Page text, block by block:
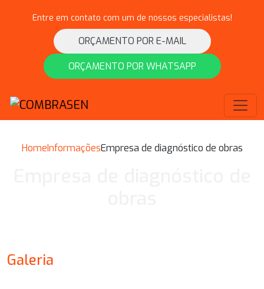
Entre em contato com um de nossos especialistas!
ORÇAMENTO POR E-MAIL
ORÇAMENTO POR WHATSAPP
HomeInformaçõesEmpresa de diagnóstico de obras
Galeria